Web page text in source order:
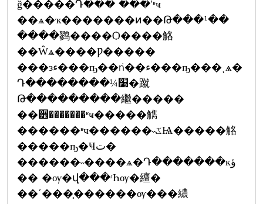
ǧ�����Դ��� ���ʹʶҹ
��ѧ�ҡ�������ͷ��Թ���¹��
����鹨����Ѻ����觡
��Ŵѧ����Ƿ�����
���зء���ҧ��ǹ��ء���ҧ���ͺѧ�
Դ��������¼׹�蹴
Թ���������繼�����
��੾�������ʶҹ�����觹
������ʶҹ������˵ػѨ�����觡
�����ҧ�Ҹت�
������˵����ѧ�Դ�������кؤ
�� �ѹ�վ���ʴҺѹ�繵�
��ʹ���֧������ѹ���繷